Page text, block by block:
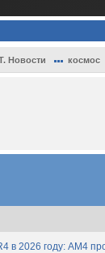
Новости космос
в 2026 году: AM4